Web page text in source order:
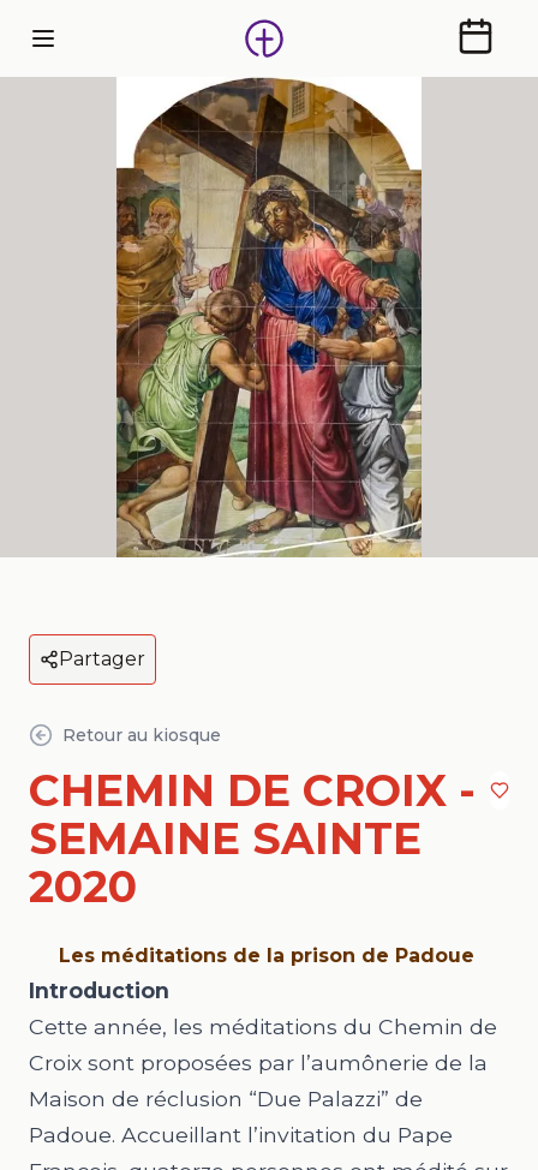
Partager
Retour au kiosque
CHEMIN DE CROIX -
SEMAINE SAINTE
2020
Les méditations de la prison de Padoue
Introduction
Cette année, les méditations du Chemin de
Croix sont proposées par l’aumônerie de la
Maison de réclusion “Due Palazzi” de
Padoue. Accueillant l’invitation du Pape